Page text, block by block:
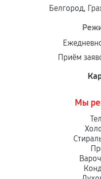
Белгород,
Приём
Мы